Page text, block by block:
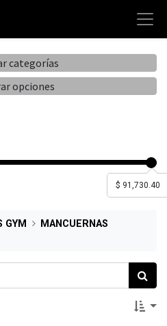
categorías
opciones
$ 91,730.40
GYM
MANCUERNAS